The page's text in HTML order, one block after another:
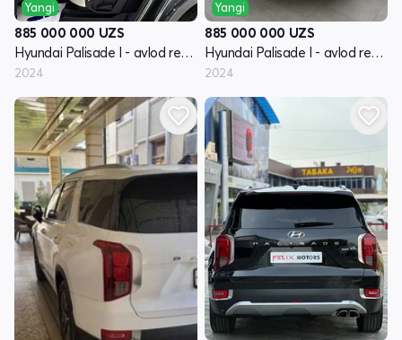
Yangi
885 000 000 UZS
Hyundai Palisade I - avlod restayling
2024
Yangi
885 000 000 UZS
Hyundai Palisade I - avlod restayling
2024